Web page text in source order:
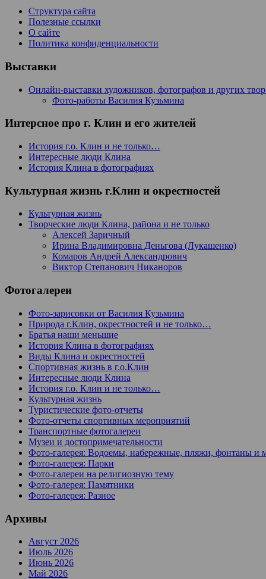
Структура сайта
Полезные ссылки
О сайте
Политика конфиденциальности
Выставки
Онлайн-выставки художников, фотографов и других
Фото-работы Василия Кузьмина
Интерсное про г. Клин и его жителей
История г.о. Клин и не только…
Интересные люди Клина
История Клина в фотографиях
Культурная жизнь г.Клин и окрестностей
Культурная жизнь
Творческие люди Клина, района и не только
Алексей Заричный
Ирина Владимировна Деньгова (Лукашенко)
Комаров Андрей Александрович
Виктор Степанович Никаноров
Фотогалереи
Фото-зарисовки от Василия Кузьмина
Природа г.Клин, окрестностей и не только…
Братья наши меньшие
История Клина в фотографиях
Виды Клина и окрестностей
Спортивная жизнь в г.о.Клин
Интересные люди Клина
История г.о. Клин и не только…
Культурная жизнь
Туристические фото-отчеты
Фото-отчеты спортивных мероприятий
Транспортные фотогалереи
Музеи и достопримечательности
Фото-галерея: Водоемы, набережные, пляжи, фонтаны и
Фото-галерея: Парки
Фото-галереи на религиозную тему
Фото-галерея: Памятники
Фото-галерея: Разное
Архивы
Август 2026
Июль 2026
Июнь 2026
Май 2026